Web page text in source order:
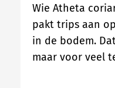
Wie Atheta
pakt trips aan
in de bodem.
maar voor veel